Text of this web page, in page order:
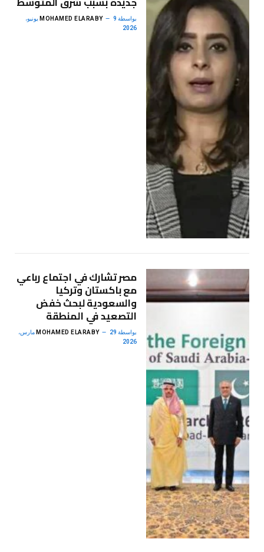
بواسطة MOHAMED ELARABY 9 يونيو،
2026
مصر تشارك في اجتماع رباعي
مع باكستان وتركيا
والسعودية لبحث خفض
التصعيد في المنطقة
بواسطة MOHAMED ELARABY 29 مارس،
2026